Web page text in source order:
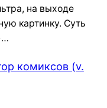
на выходе
картинку. Суть
комиксов (v.